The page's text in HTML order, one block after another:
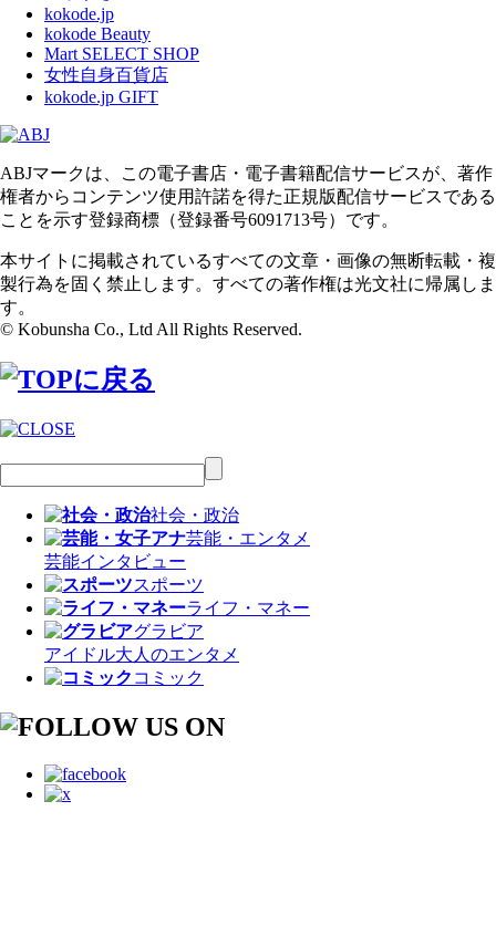
kokode.jp
kokode Beauty
Mart SELECT SHOP
女性自身百貨店
kokode.jp GIFT
ABJマークは、この電子書店・電子書籍配信サービスが、著作
権者からコンテンツ使用許諾を得た正規版配信サービスである
ことを示す登録商標（登録番号6091713号）です。
本サイトに掲載されているすべての文章・画像の無断転載・複
製行為を固く禁止します。すべての著作権は光文社に帰属しま
す。
© Kobunsha Co., Ltd All Rights Reserved.
社会・政治
芸能・エンタメ
芸能インタビュー
スポーツ
ライフ・マネー
グラビア
アイドル大人のエンタメ
コミック